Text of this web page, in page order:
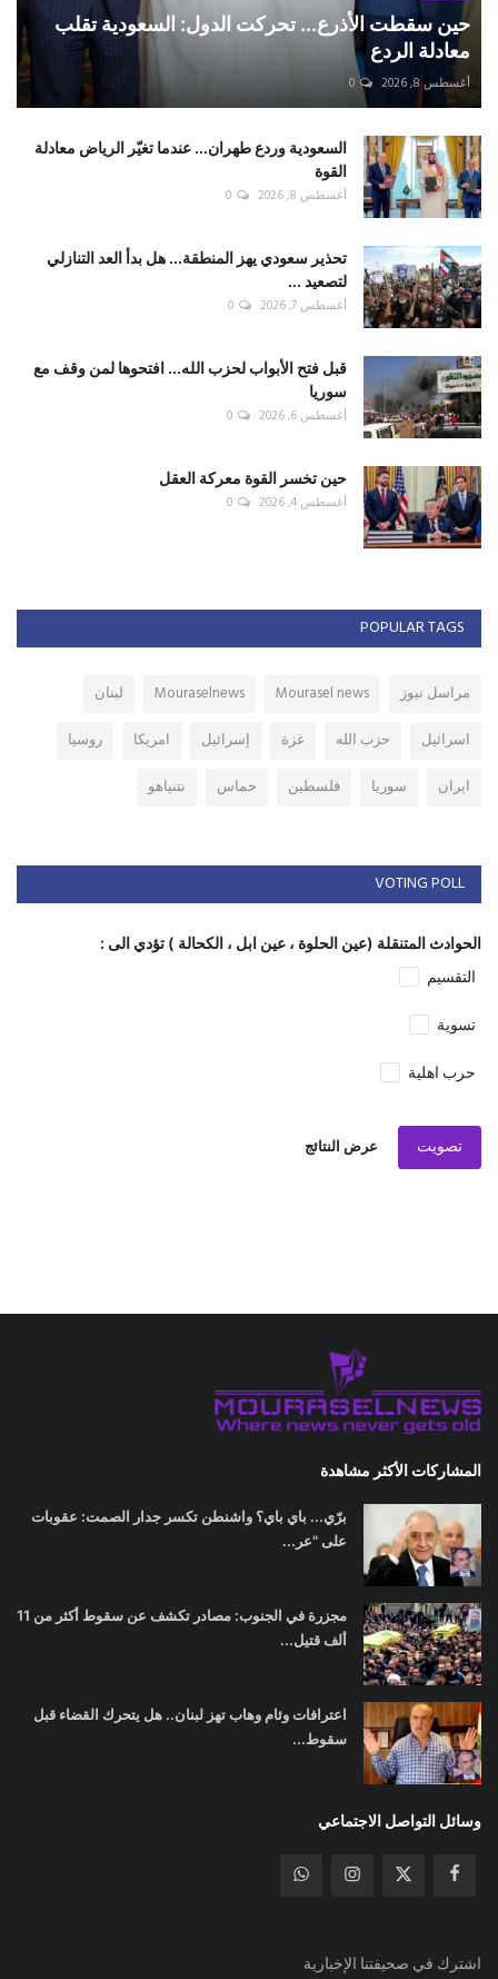
حين سقطت الأذرع... تحركت الدول: السعودية تقلب
معادلة الردع
أغسطس 8, 2026 0
السعودية وردع طهران... عندما تغيّر الرياض معادلة
القوة
أغسطس 8, 2026 0
تحذير سعودي يهز المنطقة... هل بدأ العد التنازلي
لتصعيد ...
أغسطس 7, 2026 0
قبل فتح الأبواب لحزب الله... افتحوها لمن وقف مع
سوريا
أغسطس 6, 2026 0
حين تخسر القوة معركة العقل
أغسطس 4, 2026 0
POPULAR TAGS
مراسل نيوز Mourasel news
Mouraselnews
لبنان
اسرائيل
حزب الله غزة إسرائيل امريكا
روسيا
ايران
سوريا فلسطين حماس نتنياهو
VOTING POLL
الحوادث المتنقلة (عين الحلوة ، عين ابل ، الكحالة ) تؤدي الى :
التقسيم
تسوية
حرب اهلية
تصويت عرض النتائج
المشاركات الأكثر مشاهدة
برّي... باي باي؟ واشنطن تكسر جدار الصمت: عقوبات
على "عر...
مجزرة في الجنوب: مصادر تكشف عن سقوط أكثر من 11
ألف قتيل...
اعترافات وئام وهاب تهز لبنان.. هل يتحرك القضاء قبل
سقوط...
وسائل التواصل الاجتماعي
اشترك في صحيفتنا الإخبارية